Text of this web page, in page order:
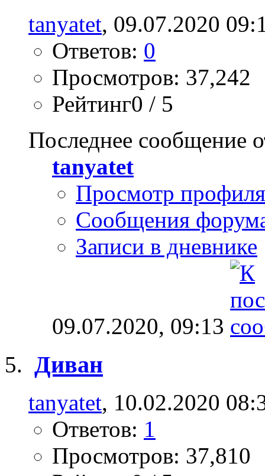
tanyatet, 09.07.2020
Ответов: 0
Просмотров: 37,242
Рейтинг0 / 5
Последнее сообщение
tanyatet
Просмотр профиля
Сообщения
Записи в дневнике
09.07.2020, 09:13
Диван
tanyatet, 10.02.2020
Ответов: 1
Просмотров: 37,810